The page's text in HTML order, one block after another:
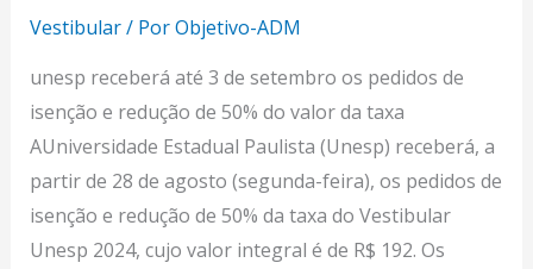
Vestibular/ PorObjetivo-ADM
unesp receberá até 3 de setembro os pedidos de
isenção e redução de 50% do valor da taxa
AUniversidade Estadual Paulista (Unesp) receberá, a
partir de 28 de agosto (segunda-feira), os pedidos de
isenção e redução de 50% da taxa do Vestibular
Unesp 2024, cujo valor integral é de R$ 192. Os